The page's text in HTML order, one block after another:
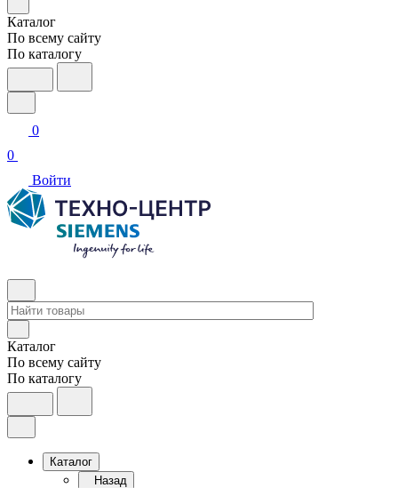
Каталог
По всему сайту
По каталогу
0
0
Войти
Каталог
По всему сайту
По каталогу
Каталог
Назад